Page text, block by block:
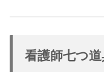
看護師七つ